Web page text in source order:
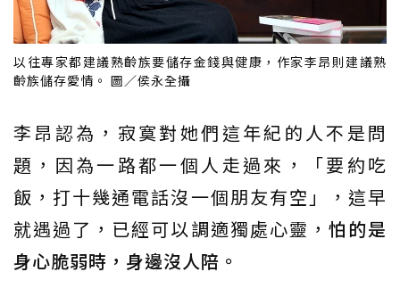
以往專家都建議熟齡族要儲存金錢與健康，作家李昂則建議熟
齡族儲存愛情。 圖／侯永全攝
李昂認為，寂寞對她們這年紀的人不是問
題，因為一路都一個人走過來，「要約吃
飯，打十幾通電話沒一個朋友有空」，這早
就遇過了，已經可以調適獨處心靈， 怕的是
身心脆弱時，身邊沒人陪。